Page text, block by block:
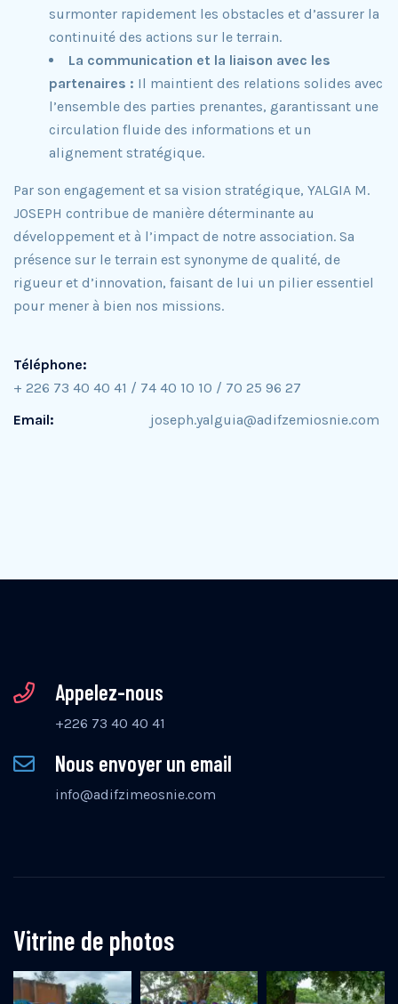
surmonter rapidement les obstacles et d’assurer la
continuité des actions sur le terrain.
La communication et la liaison avec les
partenaires : Il maintient des relations solides avec
l’ensemble des parties prenantes, garantissant une
circulation fluide des informations et un
alignement stratégique.
Par son engagement et sa vision stratégique, YALGIA M.
JOSEPH contribue de manière déterminante au
développement et à l’impact de notre association. Sa
présence sur le terrain est synonyme de qualité, de
rigueur et d’innovation, faisant de lui un pilier essentiel
pour mener à bien nos missions.
Téléphone:
+ 226 73 40 40 41 / 74 40 10 10 / 70 25 96 27
Email:
joseph.yalguia@adifzemiosnie.com
Appelez-nous
+226 73 40 40 41
Nous envoyer un email
info@adifzimeosnie.com
Vitrine de photos